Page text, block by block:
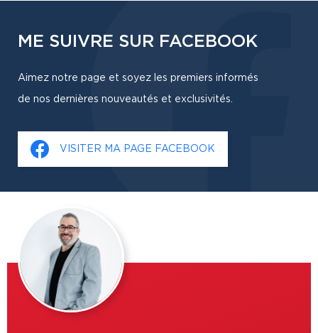
ME SUIVRE SUR FACEBOOK
Aimez notre page et soyez les premiers informés
de nos dernières nouveautés et exclusivités.
VISITER MA PAGE FACEBOOK